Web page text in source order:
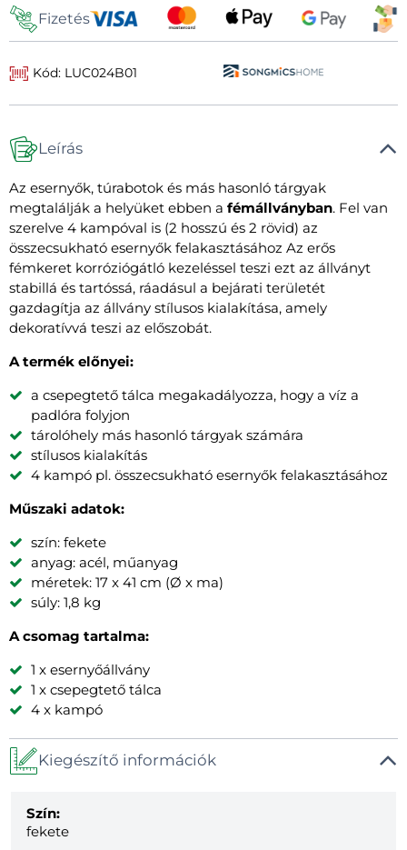
Fizetés
Kód: LUC024B01
Leírás
Az esernyők, túrabotok és más hasonló tárgyak
megtalálják a helyüket ebben a fémállványban. Fel van
szerelve 4 kampóval is (2 hosszú és 2 rövid) az
összecsukható esernyők felakasztásához Az erős
fémkeret korróziógátló kezeléssel teszi ezt az állványt
stabillá és tartóssá, ráadásul a bejárati területét
gazdagítja az állvány stílusos kialakítása, amely
dekoratívvá teszi az előszobát.
A termék előnyei:
a csepegtető tálca megakadályozza, hogy a víz a
padlóra folyjon
tárolóhely más hasonló tárgyak számára
stílusos kialakítás
4 kampó pl. összecsukható esernyők felakasztásához
Műszaki adatok:
szín: fekete
anyag: acél, műanyag
méretek: 17 x 41 cm (Ø x ma)
súly: 1,8 kg
A csomag tartalma:
1 x esernyőállvány
1 x csepegtető tálca
4 x kampó
Kiegészítő információk
Szín:
fekete